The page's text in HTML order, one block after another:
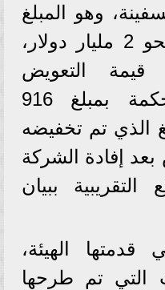
وهو المبلغ
الإجمالي الذي قُدر بنحو 2 مليار دولار،
قيمة التعويض
المطلوب أمام المحكمة بمبلغ 916
الذي تم تخفيضه
بعد إفادة الشركة
التقريبية ببيان
قدمتها الهيئة،
التي تم طرحها